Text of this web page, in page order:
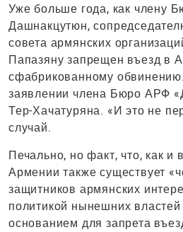
Уже больше года, как члену
Дашнакцутюн,
совета армянских
Папазяну запрещен въезд в
сфабрикованному
заявлении члена Бюро АРФ
Тер-Хачатуряна. «И это не
случай.
Печально, но факт, что, как и
Армении также существует
защитников армянских
политикой нынешних
основанием для запрета